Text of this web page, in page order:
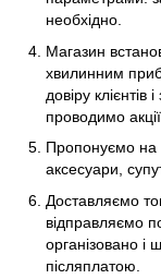
необхідно.
Магазин
хвилинним
довіру
проводимо
Пропонуємо на
аксесуари,
Доставляємо
відправляємо
організовано
післяплатою.